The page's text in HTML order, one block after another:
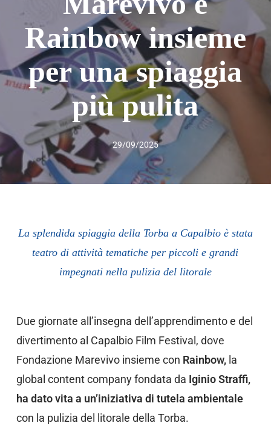
Rainbow insieme
per una spiaggia
più pulita
29/09/2025
La splendida spiaggia della Torba a Capalbio è stata
teatro di attività tematiche per piccoli e grandi
impegnati nella pulizia del litorale
Due giornate all’insegna dell’apprendimento e del
divertimento al Capalbio Film Festival, dove
Fondazione Marevivo insieme con Rainbow, la
global content company fondata da Iginio Straffi,
ha dato vita a un’iniziativa di tutela ambientale
con la pulizia del litorale della Torba.